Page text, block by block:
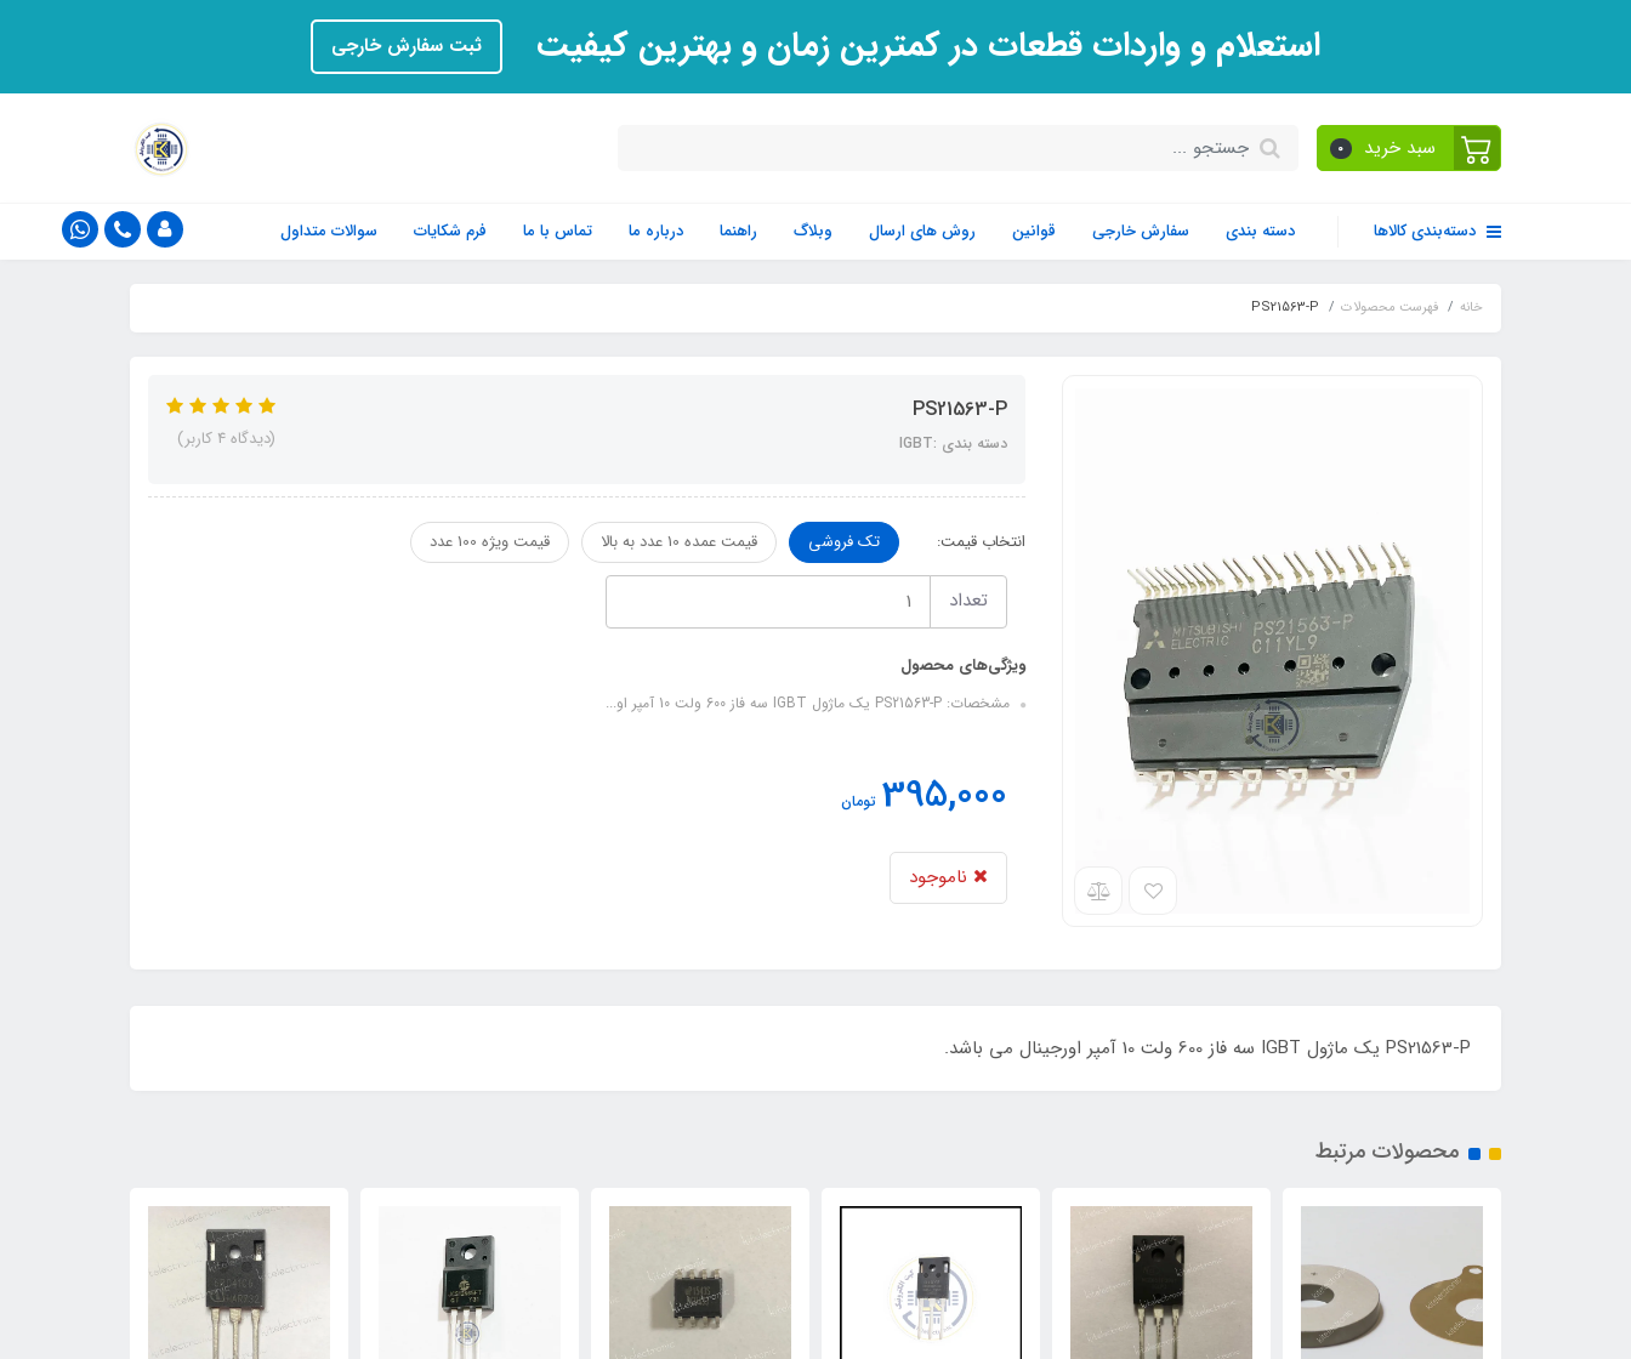
استعلام و واردات قطعات در کمترین زمان و بهترین کیفیت ثبت سفارش خارجی
سبد خرید 0
دسته‌بندی کالاها دسته بندی سفارش خارجی قوانین روش های ارسال وبلاگ راهنما درباره ما تماس با ما فرم‌ شکایات سوالات متداول
خانه فهرست محصولات PS21563-P
PS21563-P
دسته بندی :IGBT (دیدگاه 4 کاربر)
انتخاب قیمت: تک فروشی قیمت عمده 10 عدد به بالا قیمت ویژه 100 عدد
تعداد
ویژگی‌های محصول
مشخصات: PS21563-P یک ماژول IGBT سه فاز 600 ولت 10 آمپر او...
395,000 تومان
ناموجود
PS21563-P یک ماژول IGBT سه فاز 600 ولت 10 آمپر اورجینال می باشد.
محصولات مرتبط